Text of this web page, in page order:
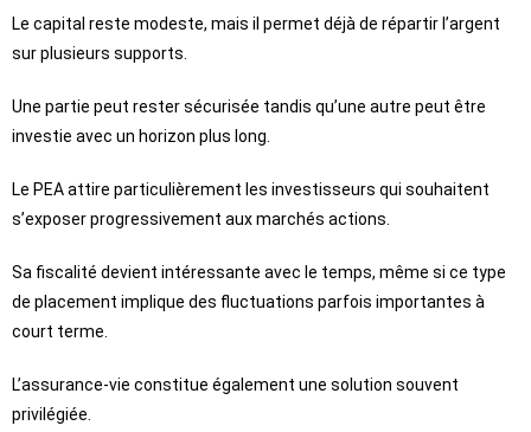
Le capital reste modeste, mais il permet déjà de répartir l’argent
sur plusieurs supports.
Une partie peut rester sécurisée tandis qu’une autre peut être
investie avec un horizon plus long.
Le PEA attire particulièrement les investisseurs qui souhaitent
s’exposer progressivement aux marchés actions.
Sa fiscalité devient intéressante avec le temps, même si ce type
de placement implique des fluctuations parfois importantes à
court terme.
L’assurance-vie constitue également une solution souvent
privilégiée.